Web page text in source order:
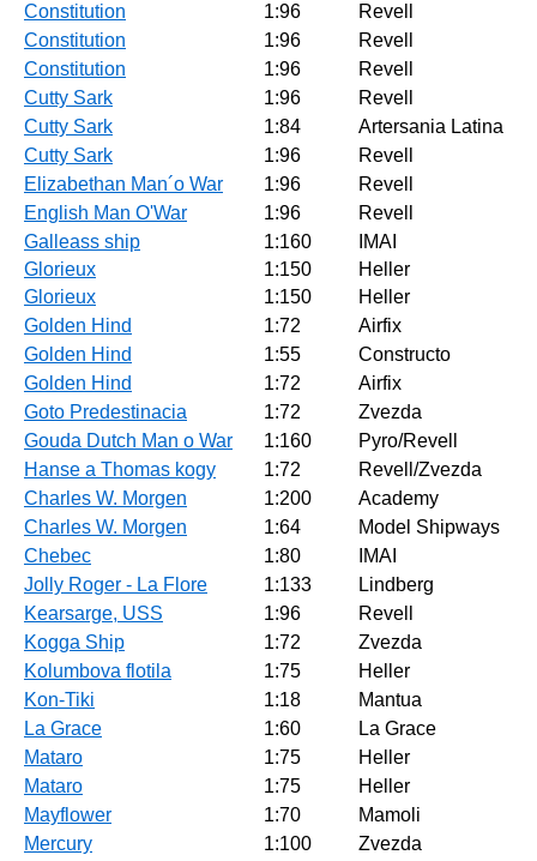
Constitution
1:96
Revell
Constitution
1:96
Revell
Constitution
1:96
Revell
Cutty Sark
1:96
Revell
Cutty Sark
1:84
Artersania Latina
Cutty Sark
1:96
Revell
Elizabethan Man´o War
1:96
Revell
English Man O'War
1:96
Revell
Galleass ship
1:160
IMAI
Glorieux
1:150
Heller
Glorieux
1:150
Heller
Golden Hind
1:72
Airfix
Golden Hind
1:55
Constructo
Golden Hind
1:72
Airfix
Goto Predestinacia
1:72
Zvezda
Gouda Dutch Man o War
1:160
Pyro/Revell
Hanse a Thomas kogy
1:72
Revell/Zvezda
Charles W. Morgen
1:200
Academy
Charles W. Morgen
1:64
Model Shipways
Chebec
1:80
IMAI
Jolly Roger - La Flore
1:133
Lindberg
Kearsarge, USS
1:96
Revell
Kogga Ship
1:72
Zvezda
Kolumbova flotila
1:75
Heller
Kon-Tiki
1:18
Mantua
La Grace
1:60
La Grace
Mataro
1:75
Heller
Mataro
1:75
Heller
Mayflower
1:70
Mamoli
Mercury
1:100
Zvezda